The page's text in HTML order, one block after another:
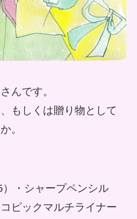
んです。
もしくは贈り物として
。
・シャープペンシル
ピックマルチライナー